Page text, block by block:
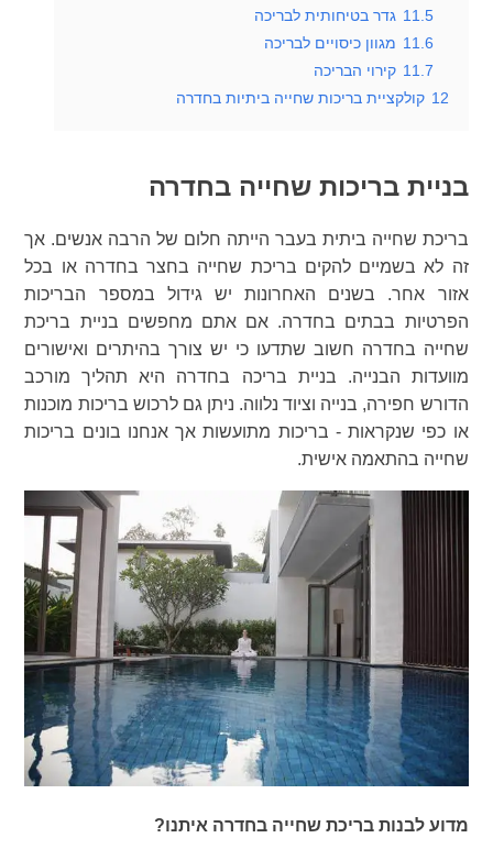
11.5 גדר בטיחותית לבריכה
11.6 מגוון כיסויים לבריכה
11.7 קירוי הבריכה
12 קולקציית בריכות שחייה ביתיות בחדרה
בניית בריכות שחייה בחדרה
בריכת שחייה ביתית בעבר הייתה חלום של הרבה אנשים. אך
זה לא בשמיים להקים בריכת שחייה בחצר בחדרה או בכל
אזור אחר. בשנים האחרונות יש גידול במספר הבריכות
הפרטיות בבתים בחדרה. אם אתם מחפשים בניית בריכת
שחייה בחדרה חשוב שתדעו כי יש צורך בהיתרים ואישורים
מוועדות הבנייה. בניית בריכה בחדרה היא תהליך מורכב
הדורש חפירה, בנייה וציוד נלווה. ניתן גם לרכוש בריכות מוכנות
או כפי שנקראות - בריכות מתועשות אך אנחנו בונים בריכות
שחייה בהתאמה אישית.
מדוע לבנות בריכת שחייה בחדרה איתנו?